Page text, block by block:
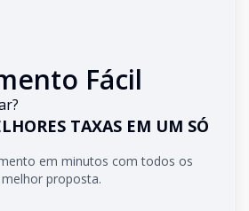
Fácil
TAXAS EM UM SÓ
em minutos com todos os
proposta.